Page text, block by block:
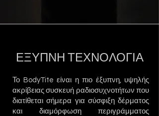
ΕΞΥΠΝΗ ΤΕΧΝΟΛΟΓΙΑ
Το BodyTite είναι η πιο έξυπνη, υψηλής
ακρίβειας συσκευή ραδιοσυχνοτήτων που
διατίθεται σήμερα για σύσφιξη δέρματος
και διαμόρφωση περιγράμματος